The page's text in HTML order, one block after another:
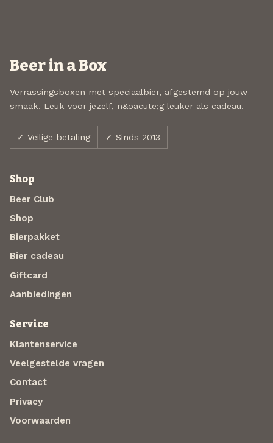
Beer in a Box
Verrassingsboxen met speciaalbier, afgestemd op jouw
smaak. Leuk voor jezelf, n&oacute;g leuker als cadeau.
✓ Veilige betaling ✓ Sinds 2013
Shop
Beer Club
Shop
Bierpakket
Bier cadeau
Giftcard
Aanbiedingen
Service
Klantenservice
Veelgestelde vragen
Contact
Privacy
Voorwaarden